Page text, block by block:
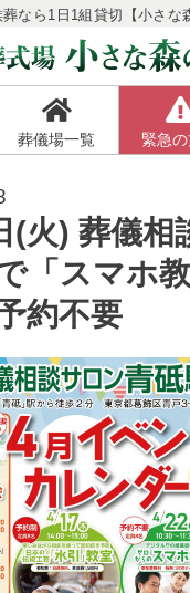
なら1日1組貸切【小さな
葬儀場一覧 緊急
(火) 葬儀相
「スマホ
約不要